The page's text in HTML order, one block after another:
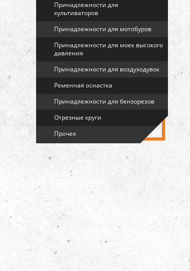
Принадлежности для
культиваторов
Принадлежности для мотобуров
Принадлежности для моек высокого
давления
Принадлежности для воздуходувок
Ременная оснастка
Принадлежности для бензорезов
Отрезные круги
Прочее